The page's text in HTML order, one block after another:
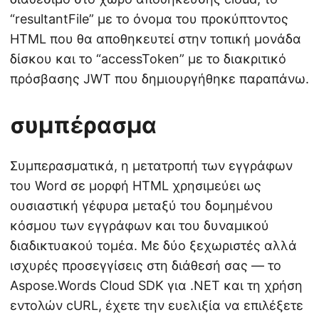
“resultantFile” με το όνομα του προκύπτοντος
HTML που θα αποθηκευτεί στην τοπική μονάδα
δίσκου και το “accessToken” με το διακριτικό
πρόσβασης JWT που δημιουργήθηκε παραπάνω.
συμπέρασμα
Συμπερασματικά, η μετατροπή των εγγράφων
του Word σε μορφή HTML χρησιμεύει ως
ουσιαστική γέφυρα μεταξύ του δομημένου
κόσμου των εγγράφων και του δυναμικού
διαδικτυακού τομέα. Με δύο ξεχωριστές αλλά
ισχυρές προσεγγίσεις στη διάθεσή σας — το
Aspose.Words Cloud SDK για .NET και τη χρήση
εντολών cURL, έχετε την ευελιξία να επιλέξετε